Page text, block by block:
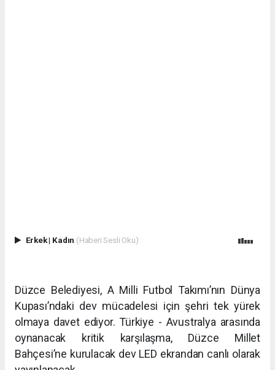
Erkek| Kadın (Haberi Sesli Oku)
Düzce Belediyesi, A Milli Futbol Takımı’nın Dünya
Kupası’ndaki dev mücadelesi için şehri tek yürek
olmaya davet ediyor. Türkiye - Avustralya arasında
oynanacak kritik karşılaşma, Düzce Millet
Bahçesi’ne kurulacak dev LED ekrandan canlı olarak